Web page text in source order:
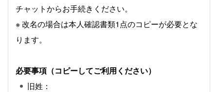
チャットからお手続きください。
※ 改名の場合は本人確認書類1点のコピーが必要とな
ります。
必要事項（コピーしてご利用ください）
旧姓：